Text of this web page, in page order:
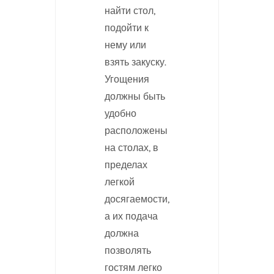
найти стол,
подойти к
нему или
взять закуску.
Угощения
должны быть
удобно
расположены
на столах, в
пределах
легкой
досягаемости,
а их подача
должна
позволять
гостям легко